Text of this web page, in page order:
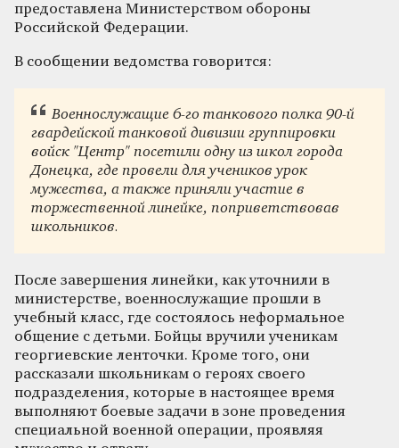
предоставлена Министерством обороны
Российской Федерации.
В сообщении ведомства говорится:
Военнослужащие 6-го танкового полка 90-й
гвардейской танковой дивизии группировки
войск "Центр" посетили одну из школ города
Донецка, где провели для учеников урок
мужества, а также приняли участие в
торжественной линейке, поприветствовав
школьников.
После завершения линейки, как уточнили в
министерстве, военнослужащие прошли в
учебный класс, где состоялось неформальное
общение с детьми. Бойцы вручили ученикам
георгиевские ленточки. Кроме того, они
рассказали школьникам о героях своего
подразделения, которые в настоящее время
выполняют боевые задачи в зоне проведения
специальной военной операции, проявляя